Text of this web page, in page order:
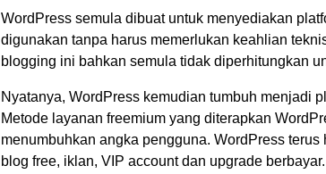
WordPress semula dibuat untuk menyediakan
digunakan tanpa harus memerlukan keahlian
blogging ini bahkan semula tidak diperhitungkan
Nyatanya, WordPress kemudian tumbuh menjadi
Metode layanan freemium yang diterapkan
menumbuhkan angka pengguna. WordPress
blog free, iklan, VIP account dan upgrade berbayar.